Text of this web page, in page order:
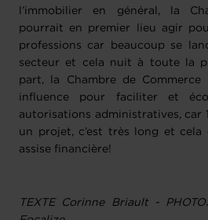
l’immobilier en général, la
pourrait en premier lieu agir
professions car beaucoup se
secteur et cela nuit à toute la
part, la Chambre de
influence pour faciliter et
autorisations administratives, car
un projet, c’est très long et cela
assise financière!
TEXTE Corinne Briault -